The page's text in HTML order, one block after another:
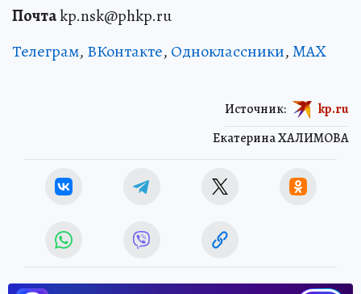
Почтаkp.nsk@phkp.ru
Телеграм, ВКонтакте, Одноклассники,MAX
Екатерина ХАЛИМОВА
Источник: kp.ru